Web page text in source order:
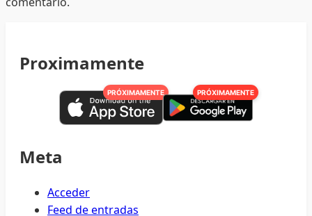
Proximamente
PRÓXIMAMENTE PRÓXIMAMENTE
Meta
Acceder
Feed de entradas